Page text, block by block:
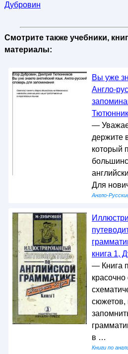
Дубровин
Смотрите также учебники,
материалы:
Вы уже
Англо-
—
держите
который
Для
Англо-
книга 1,
— Книга
сюжетов,
в …
Книги по